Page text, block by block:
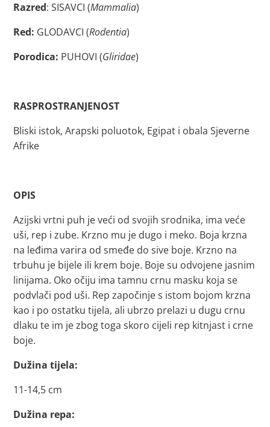
Razred: SISAVCI (Mammalia)
Red: GLODAVCI (Rodentia)
Porodica: PUHOVI (Gliridae)
RASPROSTRANJENOST
Bliski istok, Arapski poluotok, Egipat i obala Sjeverne
Afrike
OPIS
Azijski vrtni puh je veći od svojih srodnika, ima veće
uši, rep i zube. Krzno mu je dugo i meko. Boja krzna
na leđima varira od smeđe do sive boje. Krzno na
trbuhu je bijele ili krem boje. Boje su odvojene jasnim
linijama. Oko očiju ima tamnu crnu masku koja se
podvlači pod uši. Rep započinje s istom bojom krzna
kao i po ostatku tijela, ali ubrzo prelazi u dugu crnu
dlaku te im je zbog toga skoro cijeli rep kitnjast i crne
boje.
Dužina tijela:
11-14,5 cm
Dužina repa: